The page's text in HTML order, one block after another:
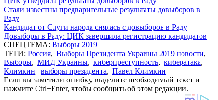
Стали известны предварительные результаты довыборов в
Раду
Кандидат от Слуги народа снялась с довыборов в Раду
Довыборы в Раду: ЦИК завершила регистрацию кандидатов
СПЕЦТЕМА: Выборы 2019
ТЕГИ: Россия, Выборы Президента Украины 2019 новости,
Выборы, МИД Украины, киберпреступность, кибератака,
Климкин, выборы президента, Павел Климкин
Если вы заметили ошибку, выделите необходимый текст и
нажмите Ctrl+Enter, чтобы сообщить об этом редакции.